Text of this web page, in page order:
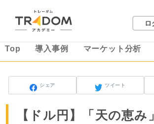
ロ
Top 導入事例 マーケット分析
シェア ツイート
【ドル円】「天の恵み